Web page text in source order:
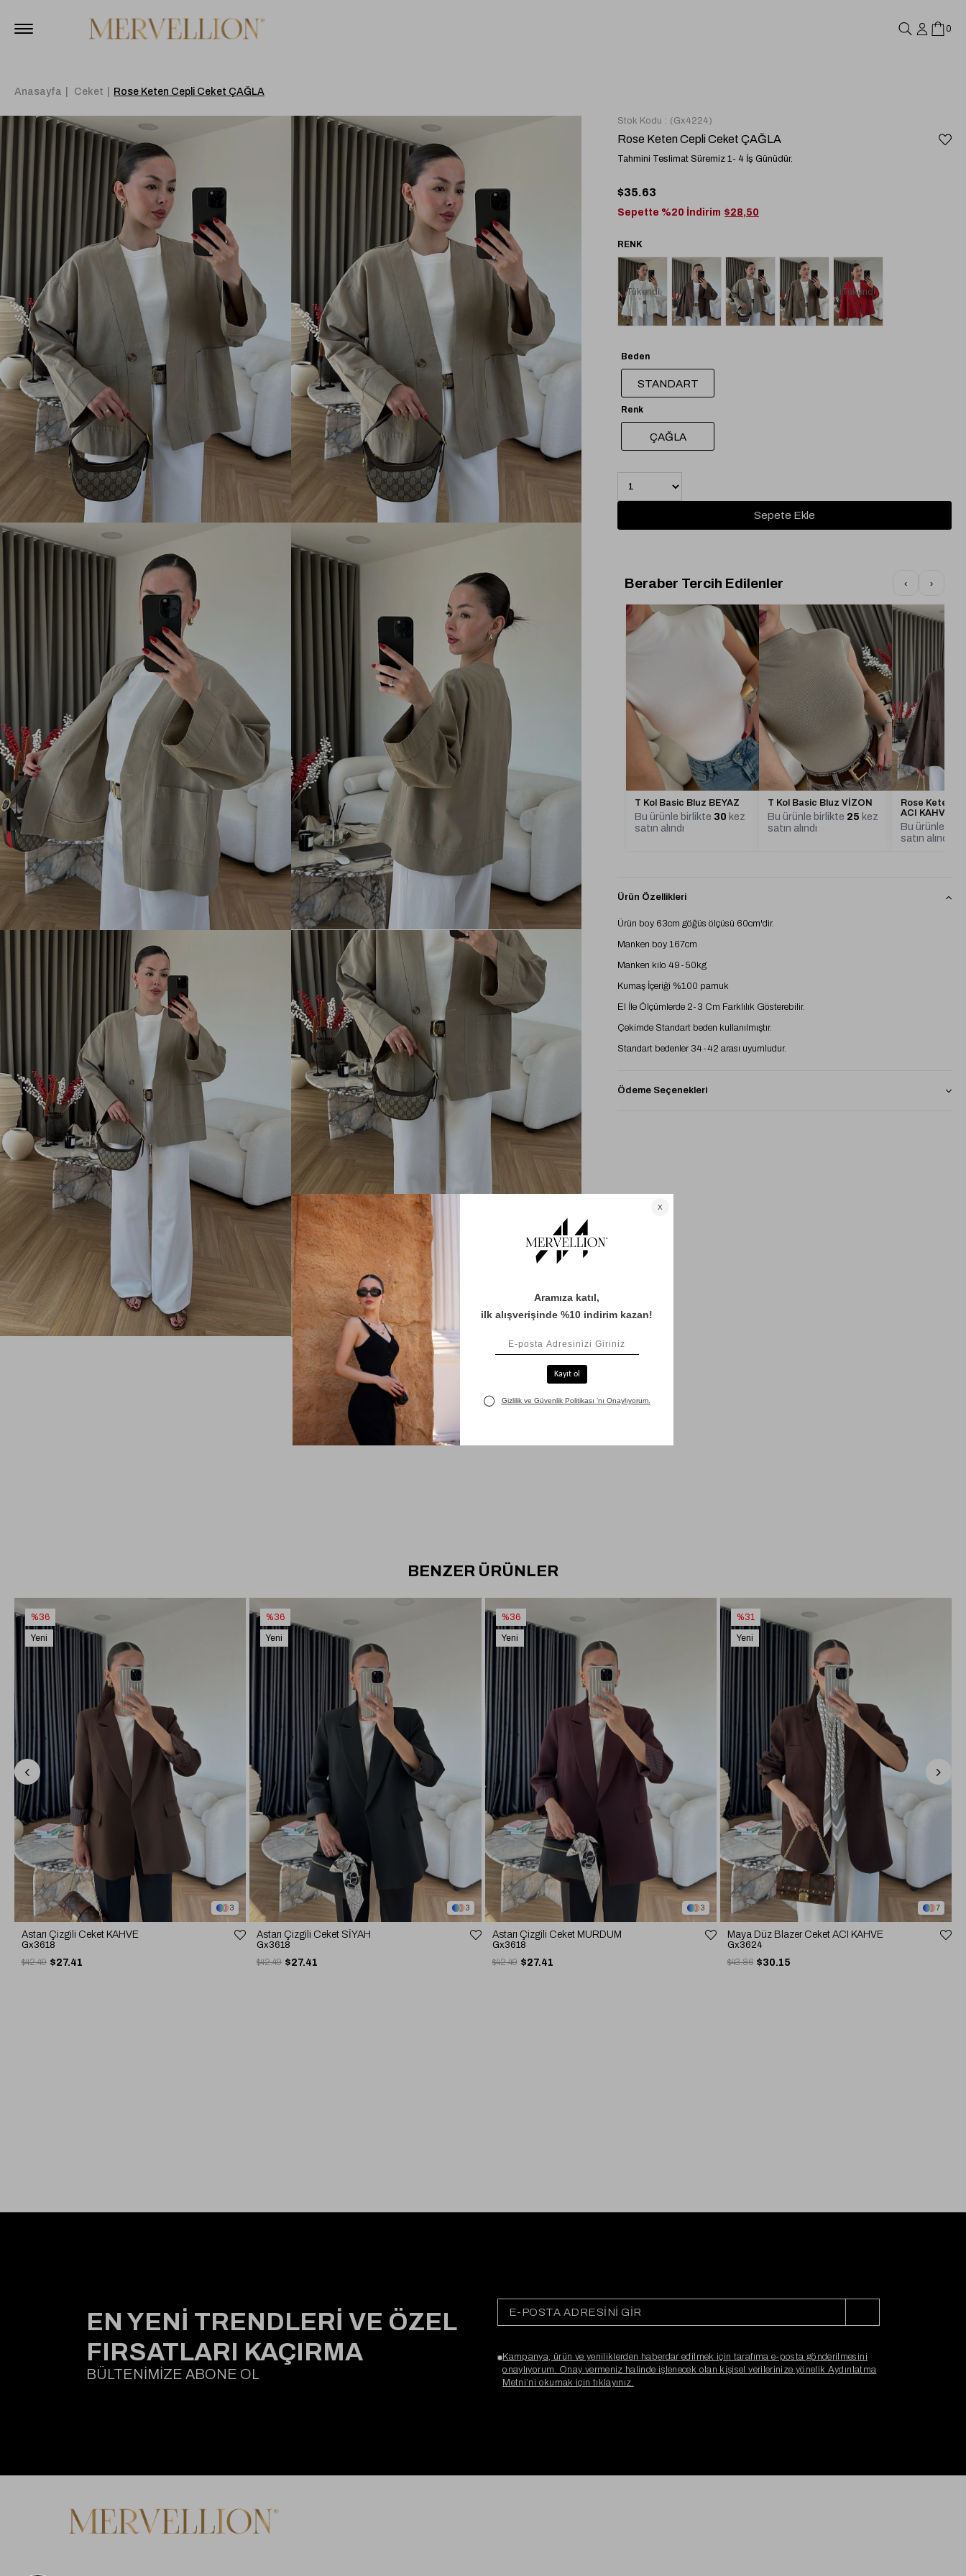
0
Anasayfa Ceket Rose Keten Cepli Ceket ÇAĞLA
Stok Kodu (Gx4224)
Rose Keten Cepli Ceket ÇAĞLA
Tahmini Teslimat Süremiz 1- 4 İş Günüdür.
$35.63
Sepette %20 İndirim $28,50
Tükendi Tükendi
Beden
STANDART
Renk
ÇAĞLA
Beraber Tercih Edilenler ‹ ›
T Kol Basic Bluz BEYAZ
Bu ürünle birlikte 30 kez
satın alındı
T Kol Basic Bluz VİZON
Bu ürünle birlikte 25 kez
satın alındı
Rose Keten
ACI KAHVE
Bu ürünle
satın alındı
Ürün Özellikleri
Ürün boy 63cm göğüs ölçüsü 60cm'dir.
Manken boy 167cm
Manken kilo 49-50kg
Kumaş İçeriği %100 pamuk
El İle Ölçümlerde 2-3 Cm Farklılık Gösterebilir.
Çekimde Standart beden kullanılmıştır.
Standart bedenler 34-42 arası uyumludur.
Ödeme Seçenekleri
BENZER ÜRÜNLER
3
Astarı Çizgili Ceket KAHVE
Gx3618
$27.41
$42.49
%36
Yeni
3
Astarı Çizgili Ceket SİYAH
Gx3618
$27.41
$42.49
%36
Yeni
3
Astarı Çizgili Ceket MÜRDÜM
Gx3618
$27.41
$42.49
%36
Yeni
7
Maya Düz Blazer Ceket ACI KAHVE
Gx3624
$30.15
$43.86
%31
Yeni
EN YENİ TRENDLERİ VE ÖZEL
FIRSATLARI KAÇIRMA
BÜLTENİMİZE ABONE OL
Kampanya, ürün ve yeniliklerden haberdar edilmek için tarafıma e-posta gönderilmesini
onaylıyorum. Onay vermeniz halinde işlenecek olan kişisel verilerinize yönelik Aydınlatma
Metni’ni okumak için tıklayınız.